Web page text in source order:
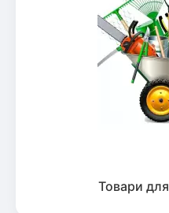
Товари